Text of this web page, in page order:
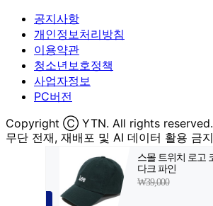
공지사항
개인정보처리방침
이용약관
청소년보호정책
사업자정보
PC버전
Copyright Ⓒ YTN. All rights reserved.
무단 전재, 재배포 및 AI 데이터 활용 금지